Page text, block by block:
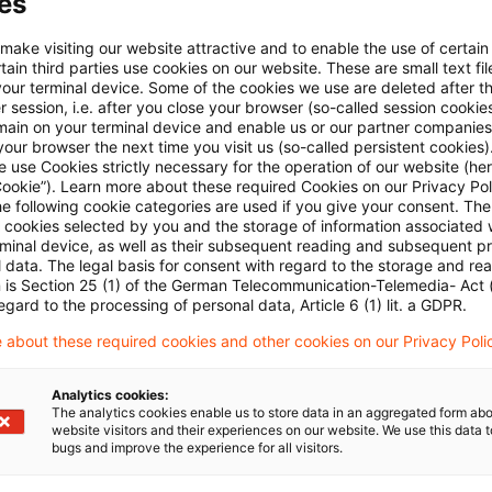
Kürzung beim Betrieb von gecharterten
im Zusammenhang mit einem
nach § 163 der Abgabenordnung (AO)
Verstoß gegen die satzungsmäßige
für Verbindungselemente aus Stahl
im Blog
des § 13b Abs. 10 ErbStG zum 01.07.2016
im Rahmen des § 50d Abs. 9 Satz 4 EStG
visiting our website attractive and to enable the use of
third parties use cookies on our website. These are small text
terminal device. Some of the cookies we use are deleted after
session, i.e. after you close your browser (so-called session
on your terminal device and enable us or our partner
browser the next time you visit us (so-called persistent
use Cookies strictly necessary for the operation of our website
Learn more about these required Cookies on our Privacy
following cookie categories are used if you give your consent.
cookies selected by you and the storage of information associated
device, as well as their subsequent reading and subsequent
data. The legal basis for consent with regard to the storage and
is Section 25 (1) of the German Telecommunication-Telemedia- Act
to the processing of personal data, Article 6 (1) lit. a GDPR.
about these required cookies and other cookies on our Privacy
Analytics cookies:
The analytics cookies enable us to store data in an aggregated form
website visitors and their experiences on our website. We use this data
bugs and improve the experience for all visitors.